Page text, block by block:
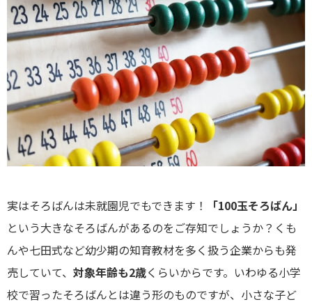
実はそろばんは未就園児でもできます！
「100玉そろばん」
という大きなそろばんがあるのをご存知でしょうか？くも
んや七田式など幼少期の知育教材を多く扱う企業からも発
売していて、 対象年齢も2歳くらいからです。いわゆる小学
校で習ったそろばんとは違う形のものですが、小さな子ど